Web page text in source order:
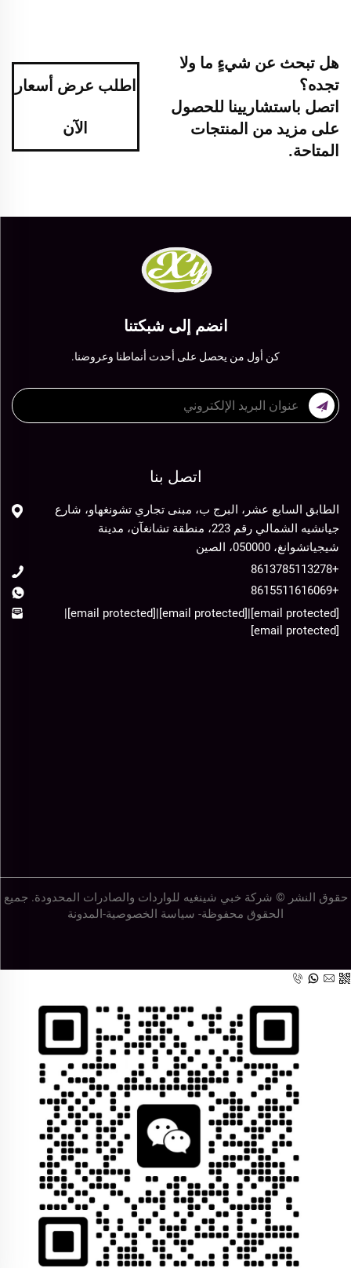
هل تبحث عن شيءٍ ما ولا
تجده؟
اتصل باستشاريينا للحصول
على مزيد من المنتجات
المتاحة.
اطلب عرض أسعار
الآن
انضم إلى شبكتنا
كن أول من يحصل على أحدث أنماطنا وعروضنا.
اتصل بنا
الطابق السابع عشر، البرج ب، مبنى تجاري تشونغهاو، شارع
جيانشيه الشمالي رقم 223، منطقة تشانغآن، مدينة
شيجياتشوانغ، 050000، الصين
+8613785113278
+8615511616069
[email protected]
|
[email protected]
|
[email protected]
|
[email protected]
حقوق النشر © شركة خبي شينغيه للواردات والصادرات المحدودة. جميع
الحقوق محفوظة- سياسة الخصوصية-المدونة